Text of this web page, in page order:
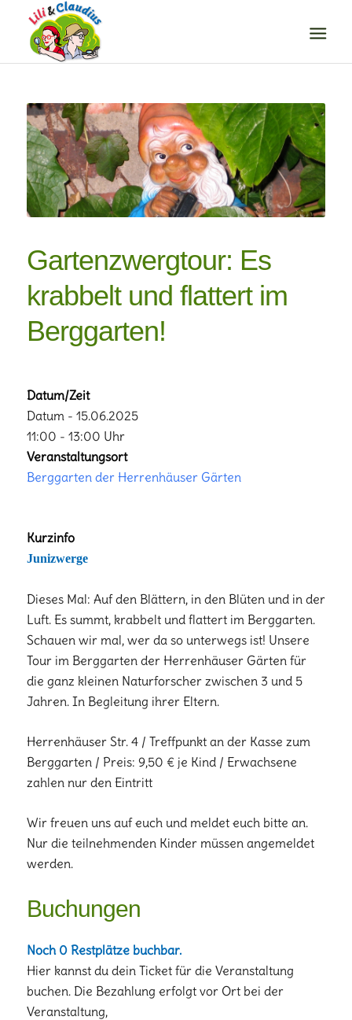
Gartenzwergtour: Es
krabbelt und flattert im
Berggarten!
Datum/Zeit
Datum - 15.06.2025
11:00 - 13:00 Uhr
Veranstaltungsort
Berggarten der Herrenhäuser Gärten
Kurzinfo
Junizwerge
Dieses Mal: Auf den Blättern, in den Blüten und in der
Luft. Es summt, krabbelt und flattert im Berggarten.
Schauen wir mal, wer da so unterwegs ist! Unsere
Tour im Berggarten der Herrenhäuser Gärten für
die ganz kleinen Naturforscher zwischen 3 und 5
Jahren. In Begleitung ihrer Eltern.
Herrenhäuser Str. 4 / Treffpunkt an der Kasse zum
Berggarten / Preis: 9,50 € je Kind / Erwachsene
zahlen nur den Eintritt
Wir freuen uns auf euch und meldet euch bitte an.
Nur die teilnehmenden Kinder müssen angemeldet
werden.
Buchungen
Noch 0 Restplätze buchbar.
Hier kannst du dein Ticket für die Veranstaltung
buchen. Die Bezahlung erfolgt vor Ort bei der
Veranstaltung,